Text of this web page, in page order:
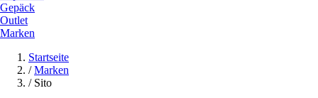
Gepäck
Outlet
Marken
Startseite
/ Marken
/ Sito